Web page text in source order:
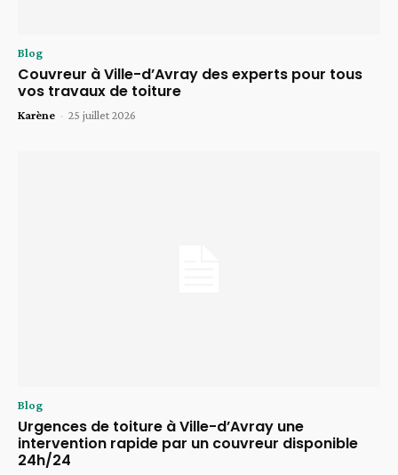
Blog
Couvreur à Ville-d’Avray des experts pour tous
vos travaux de toiture
Karène - 25 juillet 2026
Blog
Urgences de toiture à Ville-d’Avray une
intervention rapide par un couvreur disponible
24h/24